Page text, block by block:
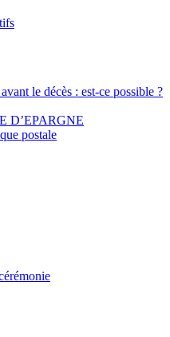
le décès : est-ce possible ?
D’EPARGNE
postale